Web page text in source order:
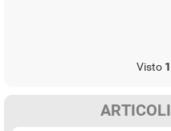
Visto